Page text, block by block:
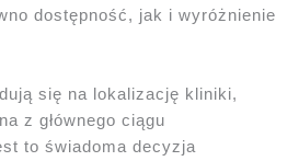
dostępność, jak i wyróżnienie
się na lokalizację kliniki,
z głównego ciągu
to świadoma decyzja